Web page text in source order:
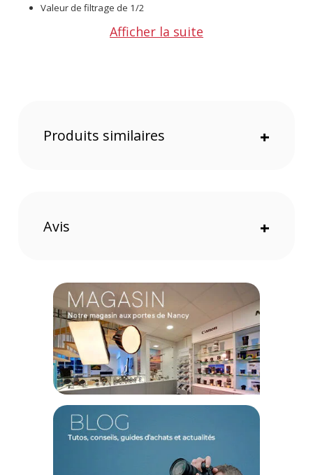
Valeur de filtrage de 1/2
Produit un flou artistique
fort. Aux plus hautes valeurs, vous verrez apparaître un halo
verre et le mou à plat. Les bagues métalliques sont ensuite
montées. Le verre optique est couvert de petites lentilles qui
Caractéristiques du Tiffen filtre Soft/FX 1/2 62mm :
PRATIQUE
Type : Soft / FX
Valeur de filtrage : 1/2
Filetage : 62mm
CONTENU DU CARTON
1x filtre Soft/FX 1/2 62mm
1x Boitier en plastique
Afficher la suite
Produits similaires +
Avis +